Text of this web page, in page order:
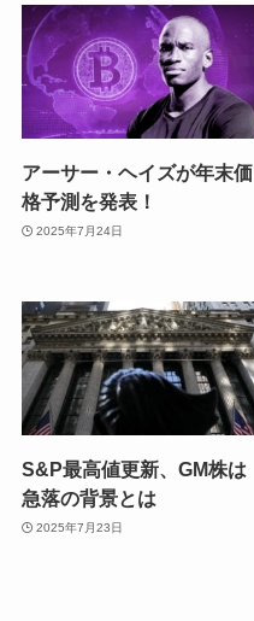
アーサー・ヘイズが年末価
格予測を発表！
2025年7月24日
S&P最高値更新、GM株は
急落の背景とは
2025年7月23日